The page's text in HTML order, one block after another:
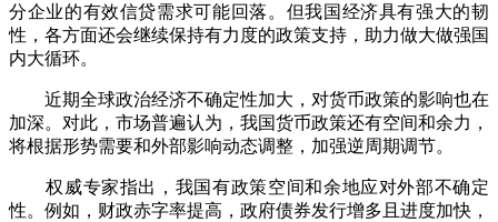
分企业的有效信贷需求可能回落。但我国经济具有强大的韧
性，各方面还会继续保持有力度的政策支持，助力做大做强国
内大循环。
近期全球政治经济不确定性加大，对货币政策的影响也在
加深。对此，市场普遍认为，我国货币政策还有空间和余力，
将根据形势需要和外部影响动态调整，加强逆周期调节。
权威专家指出，我国有政策空间和余地应对外部不确定
性。例如，财政赤字率提高，政府债券发行增多且进度加快，